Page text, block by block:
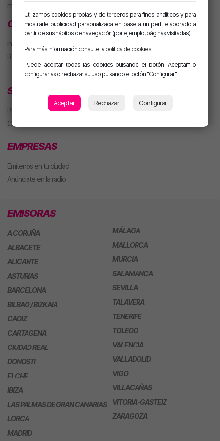
m. PARTY Extended
CLUB MOTIVA
Iniciar sesión
Regístrate
SECCIONES
Playlist
Concursos
EMPRESAS
Emítenos en tu ciudad
Anúnciate en la radio
EMISORAS
A CORUÑA
ALBACETE
ALICANTE
ASTURIAS
BARCELONA
BILBAO / BIZKAIA
CADIZ
CARTAGENA
CIUDAD REAL
DONOSTI
ELCHE
IBIZA
LAS PALMAS DE GRAN CANARIAS
LORCA
MADRID
MÁLAGA
MALLORCA
MURCIA
SALAMANCA
SEVILLA
TALAVERA
TENERIFE
TOLEDO
VALENCIA
VALLADOLID
VIGO
VILLACAÑAS
VITORIA-GASTEIZ
ZARAGOZA
Utilizamos cookies propias y de terceros para fines analíticos y para
mostrarle publicidad personalizada en base a un perfil elaborado a
partir de sus hábitos de navegación (por ejemplo, páginas visitadas).
Para más información consulte la política de cookies.
Puede aceptar todas las cookies pulsando el botón "Aceptar" o
configurarlas o rechazar su uso pulsando el botón "Configurar".
Aceptar Rechazar Configurar